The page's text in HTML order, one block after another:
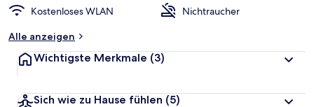
Kostenloses WLAN
Nichtraucher
Alle anzeigen
Wichtigste Merkmale (3)
Sich wie zu Hause fühlen (5)